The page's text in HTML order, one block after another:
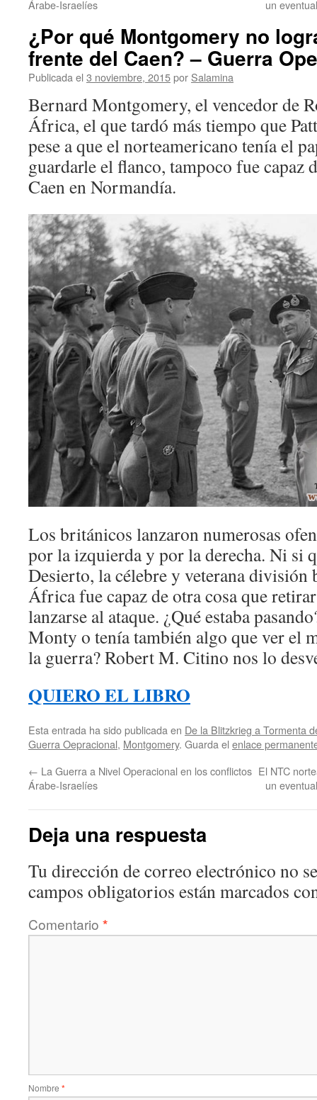
Árabe-Israelíes
un
¿Por qué Montgomery no
frente del Caen? – Guerra
Publicada el 3 noviembre, 2015por Salamina
Bernard Montgomery, el vencedor de
África, el que tardó más tiempo que
pese a que el norteamericano tenía el
guardarle el flanco, tampoco fue capaz
Caen en Normandía.
Los británicos lanzaron numerosas
por la izquierda y por la derecha. Ni si
Desierto, la célebre y veterana
África fue capaz de otra cosa que
lanzarse al ataque. ¿Qué estaba
Monty o tenía también algo que ver el
la guerra? Robert M. Citino nos lo
QUIERO EL LIBRO
Esta entrada ha sido publicada en De la Blitzkrieg a Tormenta
Guerra Oepracional, Montgomery. Guarda el enlace
← La Guerra a Nivel Operacional en los conflictos
Árabe-Israelíes
El NTC
un
Deja una respuesta
Tu dirección de correo electrónico no
campos obligatorios están marcados
Comentario *
Nombre *